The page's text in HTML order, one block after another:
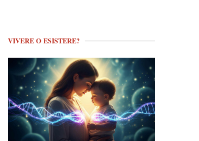
VIVERE O ESISTERE?